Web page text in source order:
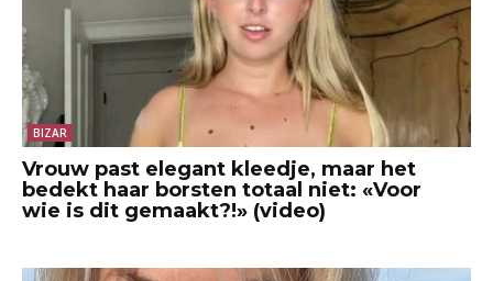
BIZAR
Vrouw past elegant kleedje, maar het
bedekt haar borsten totaal niet: «Voor
wie is dit gemaakt?!» (video)